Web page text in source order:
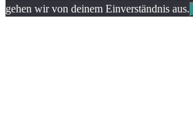
gehen wir von deinem Einverständnis aus.